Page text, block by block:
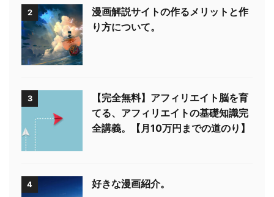
2
漫画解説サイトの作るメリットと作
り方について。
3
【完全無料】アフィリエイト脳を育
てる、アフィリエイトの基礎知識完
全講義。【月10万円までの道のり】
4 好きな漫画紹介。